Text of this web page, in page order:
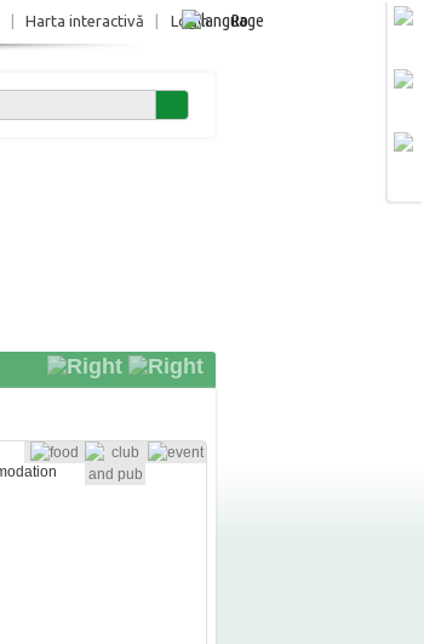
Login Ro
Harta interactivă